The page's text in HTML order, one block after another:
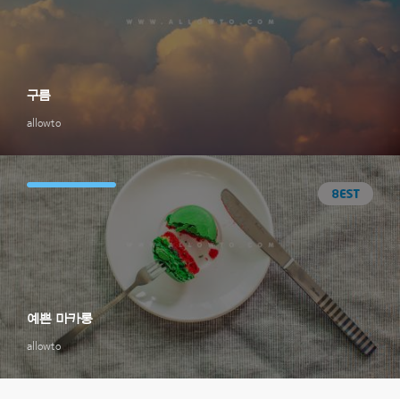
allowto
구름
allowto
예쁜 마카롱